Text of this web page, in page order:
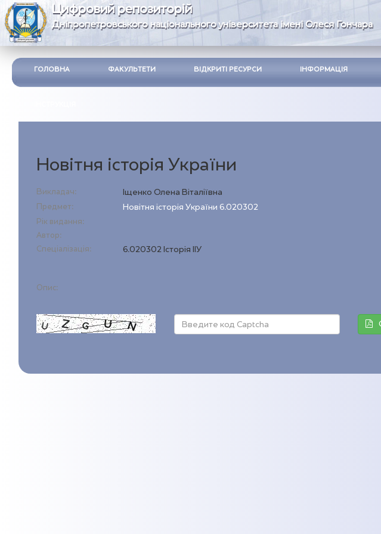
Цифровий репозиторій
Дніпропетровського національного університета імені Олеся Гончара
ГОЛОВНА ФАКУЛЬТЕТИ ВІДКРИТІ РЕСУРСИ ІНФОРМАЦІЯ
Новітня історія України
Викладач: Іщенко Олена Віталіївна
Предмет: Новітня історія України 6.020302
Рік видання:
Автор:
Спеціалізація:
6.020302 Історія ІІУ
Опис: